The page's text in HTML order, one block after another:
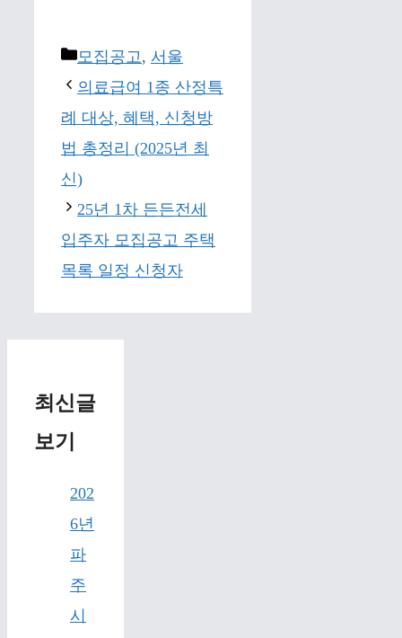
Categories
모집공고 , 서울
의료급여 1종 산정특
례 대상, 혜택, 신청방
법 총정리 (2025년 최
신)
25년 1차 든든전세
입주자 모집공고 주택
목록 일정 신청자
최신글
보기
202
6년
파
주
시